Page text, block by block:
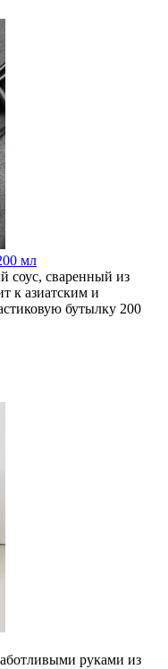
мл
соус, сваренный из
к азиатским и
бутылку 200
руками из